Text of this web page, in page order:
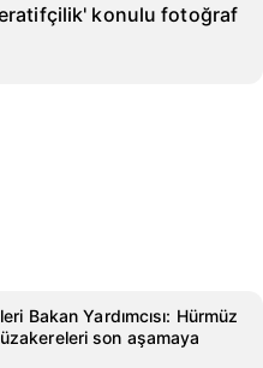
konulu fotoğraf
Bakan Yardımcısı: Hürmüz
son aşamaya